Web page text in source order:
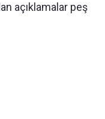
açıklamalar peş